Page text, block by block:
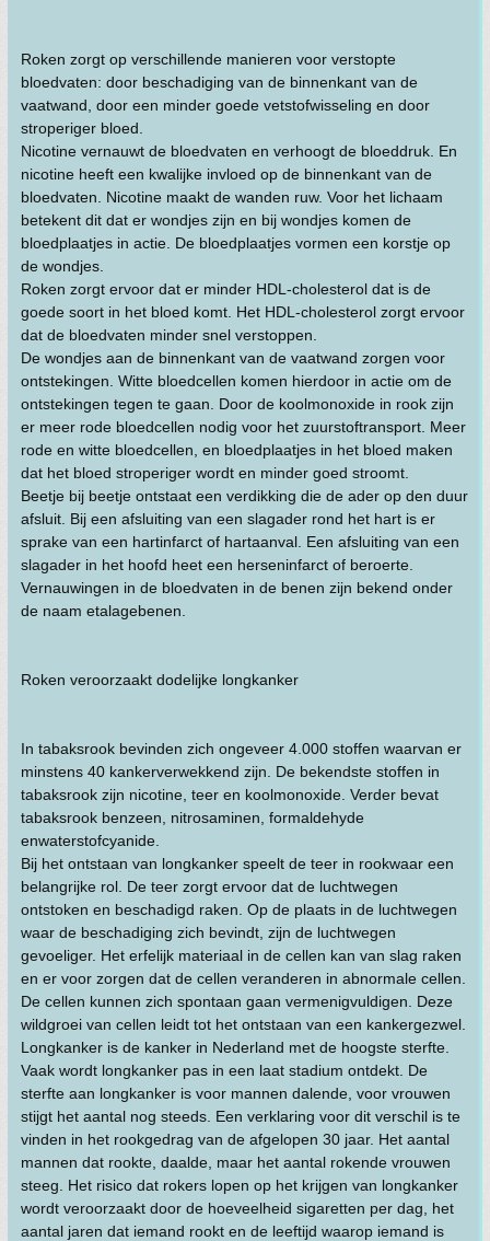
Roken zorgt op verschillende manieren voor verstopte
bloedvaten: door beschadiging van de binnenkant van de
vaatwand, door een minder goede vetstofwisseling en door
stroperiger bloed.
Nicotine vernauwt de bloedvaten en verhoogt de bloeddruk. En
nicotine heeft een kwalijke invloed op de binnenkant van de
bloedvaten. Nicotine maakt de wanden ruw. Voor het lichaam
betekent dit dat er wondjes zijn en bij wondjes komen de
bloedplaatjes in actie. De bloedplaatjes vormen een korstje op
de wondjes.
Roken zorgt ervoor dat er minder HDL-cholesterol dat is de
goede soort in het bloed komt. Het HDL-cholesterol zorgt ervoor
dat de bloedvaten minder snel verstoppen.
De wondjes aan de binnenkant van de vaatwand zorgen voor
ontstekingen. Witte bloedcellen komen hierdoor in actie om de
ontstekingen tegen te gaan. Door de koolmonoxide in rook zijn
er meer rode bloedcellen nodig voor het zuurstoftransport. Meer
rode en witte bloedcellen, en bloedplaatjes in het bloed maken
dat het bloed stroperiger wordt en minder goed stroomt.
Beetje bij beetje ontstaat een verdikking die de ader op den duur
afsluit. Bij een afsluiting van een slagader rond het hart is er
sprake van een hartinfarct of hartaanval. Een afsluiting van een
slagader in het hoofd heet een herseninfarct of beroerte.
Vernauwingen in de bloedvaten in de benen zijn bekend onder
de naam etalagebenen.
Roken veroorzaakt dodelijke longkanker
In tabaksrook bevinden zich ongeveer 4.000 stoffen waarvan er
minstens 40 kankerverwekkend zijn. De bekendste stoffen in
tabaksrook zijn nicotine, teer en koolmonoxide. Verder bevat
tabaksrook benzeen, nitrosaminen, formaldehyde
enwaterstofcyanide.
Bij het ontstaan van longkanker speelt de teer in rookwaar een
belangrijke rol. De teer zorgt ervoor dat de luchtwegen
ontstoken en beschadigd raken. Op de plaats in de luchtwegen
waar de beschadiging zich bevindt, zijn de luchtwegen
gevoeliger. Het erfelijk materiaal in de cellen kan van slag raken
en er voor zorgen dat de cellen veranderen in abnormale cellen.
De cellen kunnen zich spontaan gaan vermenigvuldigen. Deze
wildgroei van cellen leidt tot het ontstaan van een kankergezwel.
Longkanker is de kanker in Nederland met de hoogste sterfte.
Vaak wordt longkanker pas in een laat stadium ontdekt. De
sterfte aan longkanker is voor mannen dalende, voor vrouwen
stijgt het aantal nog steeds. Een verklaring voor dit verschil is te
vinden in het rookgedrag van de afgelopen 30 jaar. Het aantal
mannen dat rookte, daalde, maar het aantal rokende vrouwen
steeg. Het risico dat rokers lopen op het krijgen van longkanker
wordt veroorzaakt door de hoeveelheid sigaretten per dag, het
aantal jaren dat iemand rookt en de leeftijd waarop iemand is